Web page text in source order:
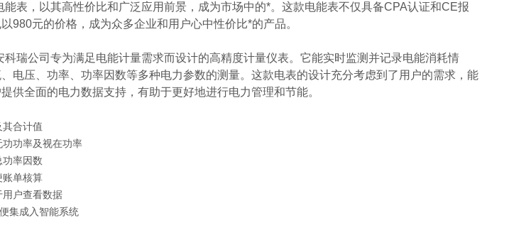
表，以其高性价比和广泛应用前景，成为市场中的*。这款电能表不仅具备CPA认证和CE报
980元的价格，成为众多企业和用户心中性价比*的产品。
瑞公司专为满足电能计量需求而设计的高精度计量仪表。它能实时监测并记录电能消耗情
电压、功率、功率因数等多种电力参数的测量。这款电表的设计充分考虑到了用户的需求，能
供全面的电力数据支持，有助于更好地进行电力管理和节能。
合计值
功率及视在功率
率因数
账单核算
用户查看数据
集成入智能系统